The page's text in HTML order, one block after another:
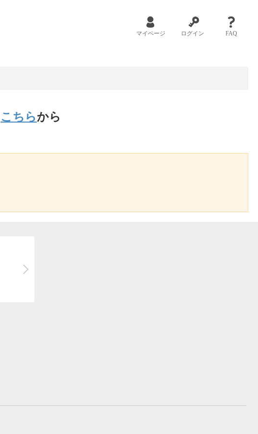
マイページ ログイン FAQ
こちらから